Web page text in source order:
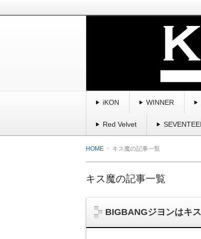
K-POP・韓国
曲・スキャンダル・魅力を紹
iKON WINNER
Red Velvet
HOME キス魔の記事一覧
キス魔の記事一覧
BIGBANGジヨンはキ